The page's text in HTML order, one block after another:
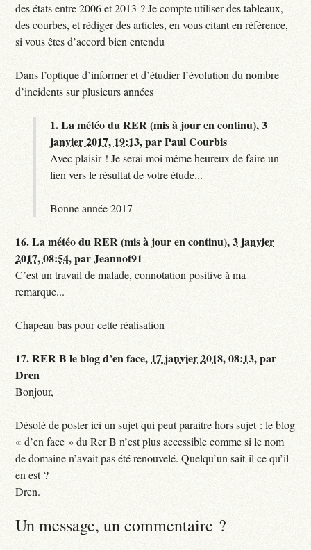
des états entre 2006 et 2013 ? Je compte utiliser des tableaux,
des courbes, et rédiger des articles, en vous citant en référence,
si vous êtes d’accord bien entendu
Dans l’optique d’informer et d’étudier l’évolution du nombre
d’incidents sur plusieurs années
1.La météo du RER (mis à jour en continu),3
janvier 2017, 19:13,parPaul Courbis
Avec plaisir ! Je serai moi même heureux de faire un
lien vers le résultat de votre étude...
Bonne année 2017
16.La météo du RER (mis à jour en continu),3 janvier
2017, 08:54,parJeannot91
C’est un travail de malade, connotation positive à ma
remarque...
Chapeau bas pour cette réalisation
17.RER B le blog d’en face, 17 janvier 2018, 08:13,par
Dren
Bonjour,
Désolé de poster ici un sujet qui peut paraitre hors sujet : le blog
« d’en face » du Rer B n’est plus accessible comme si le nom
de domaine n’avait pas été renouvelé. Quelqu’un sait-il ce qu’il
en est ?
Dren.
Un message, un commentaire ?